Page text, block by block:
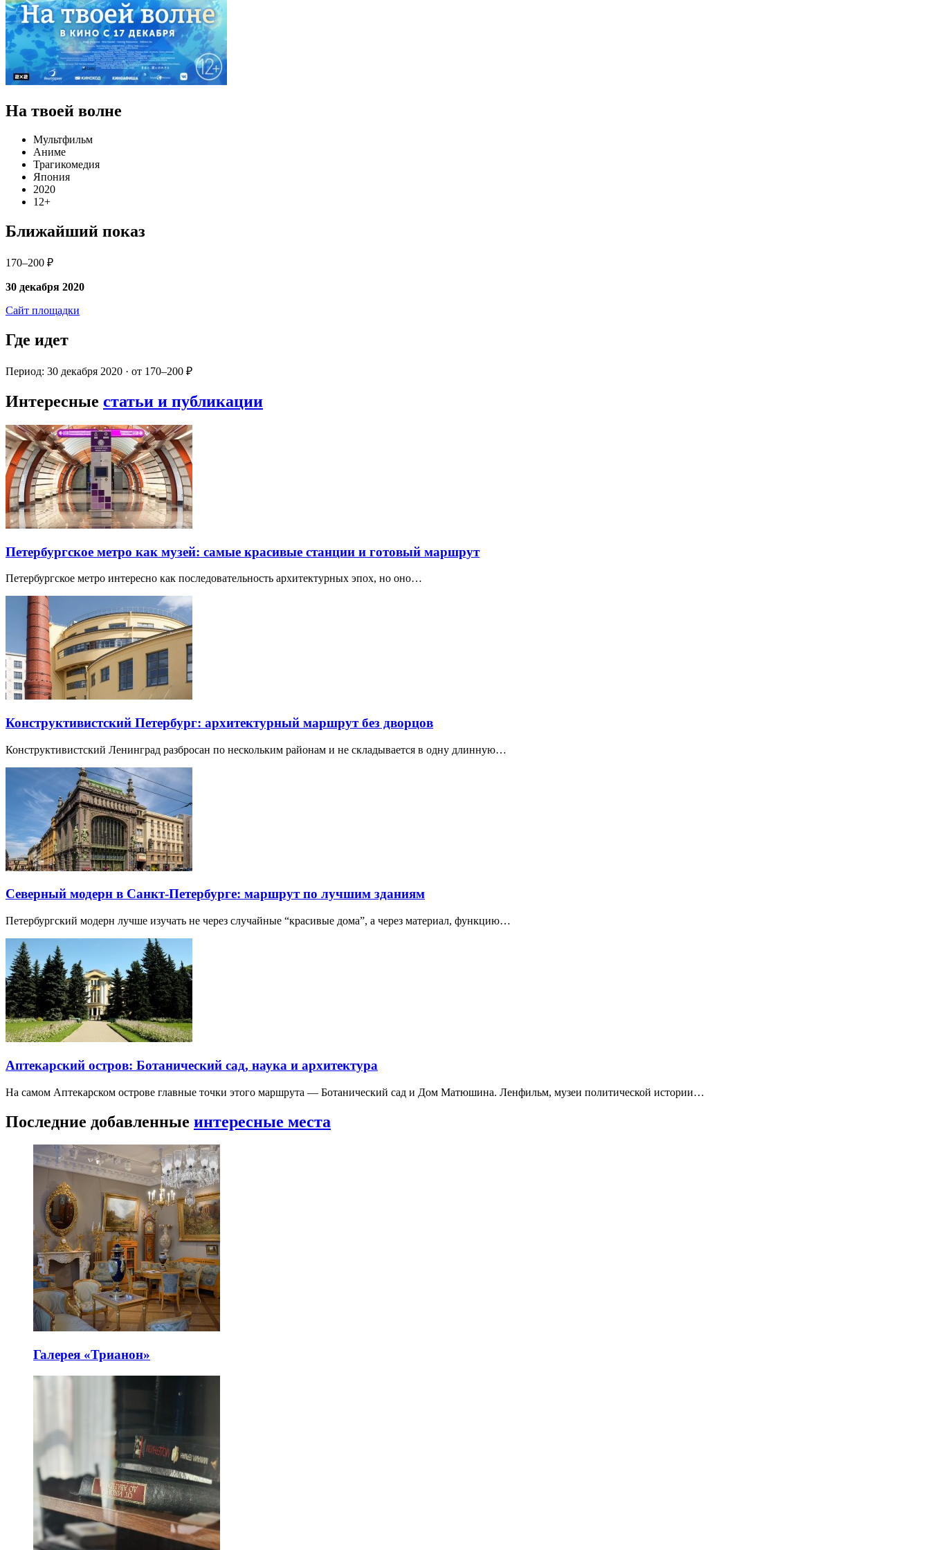
На твоей волне
Мультфильм
Аниме
Трагикомедия
Япония
2020
12+
Ближайший показ
170–200 ₽
30 декабря 2020
Сайт площадки
Где идет
Период: 30 декабря 2020 · от 170–200 ₽
Интересные статьи и публикации
Петербургское метро как музей: самые красивые станции и готовый маршрут
Петербургское метро интересно как последовательность архитектурных эпох, но оно…
Конструктивистский Петербург: архитектурный маршрут без дворцов
Конструктивистский Ленинград разбросан по нескольким районам и не складывается в одну длинную…
Северный модерн в Санкт-Петербурге: маршрут по лучшим зданиям
Петербургский модерн лучше изучать не через случайные “красивые дома”, а через материал, функцию…
Аптекарский остров: Ботанический сад, наука и архитектура
На самом Аптекарском острове главные точки этого маршрута — Ботанический сад и Дом Матюшина. Ленфильм, музеи политической истории…
Последние добавленные интересные места
Галерея «Трианон»